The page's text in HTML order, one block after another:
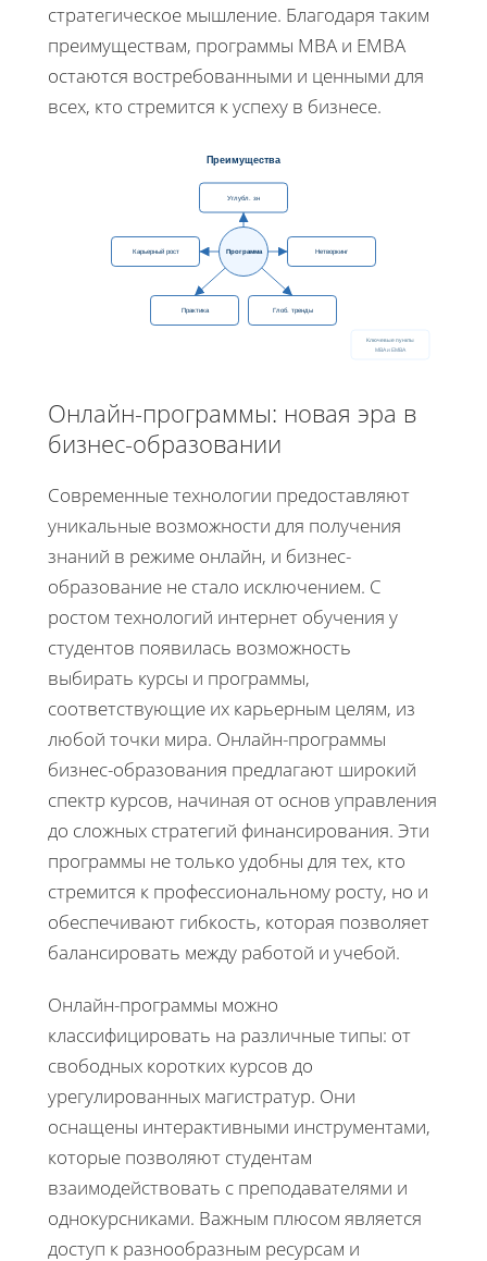
стратегическое мышление. Благодаря таким
преимуществам, программы MBA и EMBA
остаются востребованными и ценными для
всех, кто стремится к успеху в бизнесе.
Преимущества
Углубл. зн
Карьерный рост Нетворкинг
Практика Глоб. тренды
Программа
Ключевые пункты
MBA и EMBA
Онлайн-программы: новая эра в
бизнес-образовании
Современные технологии предоставляют
уникальные возможности для получения
знаний в режиме онлайн, и бизнес-
образование не стало исключением. С
ростом технологий интернет обучения у
студентов появилась возможность
выбирать курсы и программы,
соответствующие их карьерным целям, из
любой точки мира. Онлайн-программы
бизнес-образования предлагают широкий
спектр курсов, начиная от основ управления
до сложных стратегий финансирования. Эти
программы не только удобны для тех, кто
стремится к профессиональному росту, но и
обеспечивают гибкость, которая позволяет
балансировать между работой и учебой.
Онлайн-программы можно
классифицировать на различные типы: от
свободных коротких курсов до
урегулированных магистратур. Они
оснащены интерактивными инструментами,
которые позволяют студентам
взаимодействовать с преподавателями и
однокурсниками. Важным плюсом является
доступ к разнообразным ресурсам и